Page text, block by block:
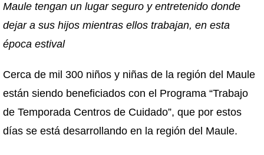
Maule tengan un lugar seguro y entretenido donde
dejar a sus hijos mientras ellos trabajan, en esta
época estival
Cerca de mil 300 niños y niñas de la región del Maule
están siendo beneficiados con el Programa “Trabajo
de Temporada Centros de Cuidado”, que por estos
días se está desarrollando en la región del Maule.